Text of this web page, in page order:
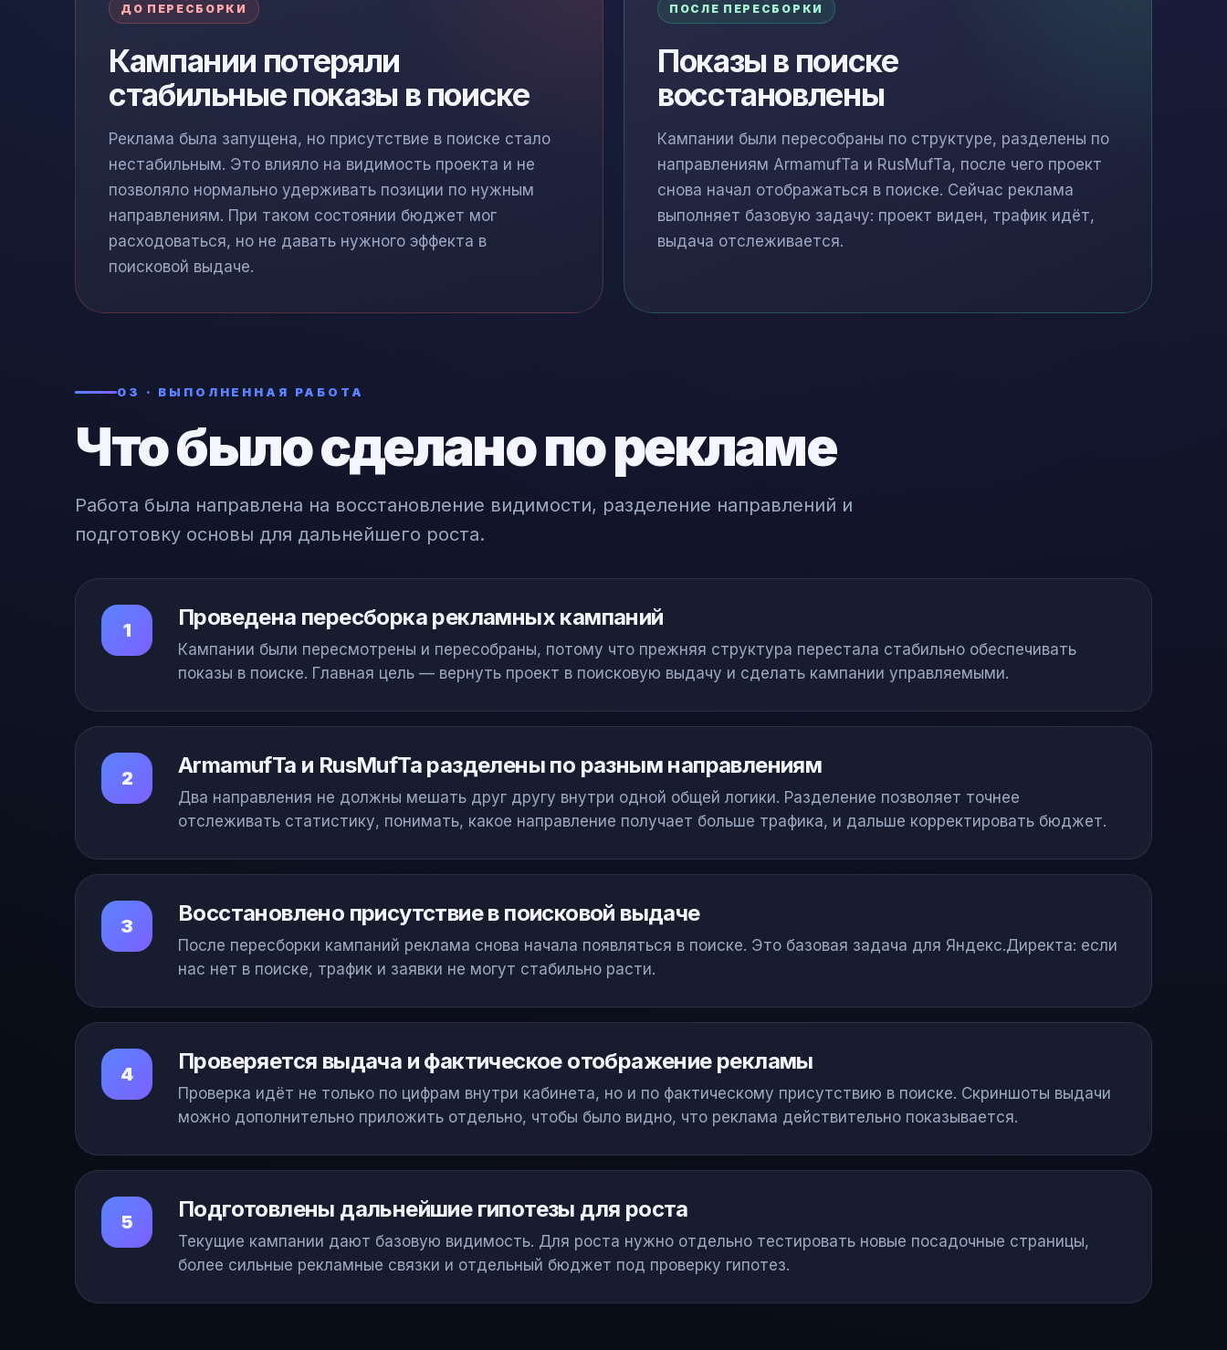
ДО ПЕРЕСБОРКИ
Кампании потеряли
стабильные показы в поиске
Реклама была запущена, но присутствие в поиске стало
нестабильным. Это влияло на видимость проекта и не
позволяло нормально удерживать позиции по нужным
направлениям. При таком состоянии бюджет мог
расходоваться, но не давать нужного эффекта в
поисковой выдаче.
ПОСЛЕ ПЕРЕСБОРКИ
Показы в поиске
восстановлены
Кампании были пересобраны по структуре, разделены по
направлениям ArmamufTa и RusMufTa, после чего проект
снова начал отображаться в поиске. Сейчас реклама
выполняет базовую задачу: проект виден, трафик идёт,
выдача отслеживается.
03 · ВЫПОЛНЕННАЯ РАБОТА
Что было сделано по рекламе
Работа была направлена на восстановление видимости, разделение направлений и
подготовку основы для дальнейшего роста.
1 Проведена пересборка рекламных кампаний
Кампании были пересмотрены и пересобраны, потому что прежняя структура перестала стабильно обеспечивать
показы в поиске. Главная цель — вернуть проект в поисковую выдачу и сделать кампании управляемыми.
2 ArmamufTa и RusMufTa разделены по разным направлениям
Два направления не должны мешать друг другу внутри одной общей логики. Разделение позволяет точнее
отслеживать статистику, понимать, какое направление получает больше трафика, и дальше корректировать бюджет.
3 Восстановлено присутствие в поисковой выдаче
После пересборки кампаний реклама снова начала появляться в поиске. Это базовая задача для Яндекс.Директа: если
нас нет в поиске, трафик и заявки не могут стабильно расти.
4 Проверяется выдача и фактическое отображение рекламы
Проверка идёт не только по цифрам внутри кабинета, но и по фактическому присутствию в поиске. Скриншоты выдачи
можно дополнительно приложить отдельно, чтобы было видно, что реклама действительно показывается.
5 Подготовлены дальнейшие гипотезы для роста
Текущие кампании дают базовую видимость. Для роста нужно отдельно тестировать новые посадочные страницы,
более сильные рекламные связки и отдельный бюджет под проверку гипотез.